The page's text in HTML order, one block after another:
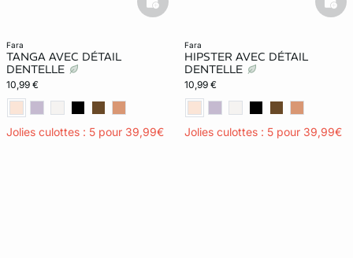
fara
TANGA AVEC DÉTAIL
DENTELLE
10,99 €
Jolies culottes : 5 pour 39,99€
basketfull
fara
HIPSTER AVEC DÉTAIL
DENTELLE
10,99 €
Jolies culottes : 5 pour 39,99€